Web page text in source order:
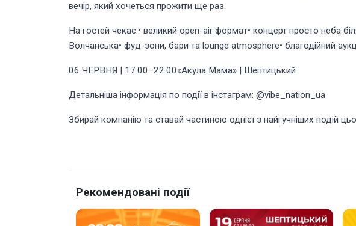
вечір, який хочеться прожити ще раз.
На гостей чекає:• великий open-air формат• концерт просто неба
Волчанська• фуд-зони, бари та lounge atmosphere• благодійний
06 ЧЕРВНЯ | 17:00–22:00«Акула Мама» | Шептицький
Детальніша інформація по події в інстаграм: @vibe_nation_ua
Збирай компанію та ставай частиною однієї з найгучніших подій
Рекомендовані події